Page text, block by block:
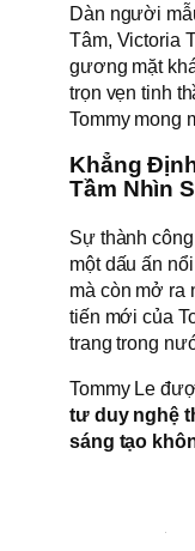
Dàn người
Tâm, Victoria
gương mặt
trọn vẹn tinh
Tommy mong
Khẳng
Tầm Nhìn
Sự thành
một dấu ấn
mà còn mở ra
tiến mới của
trang trong
Tommy Le
tư duy nghệ
sáng tạo